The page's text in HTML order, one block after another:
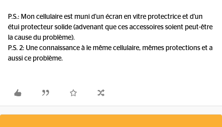
P.S.: Mon cellulaire est muni d'un écran en vitre protectrice et d'un
étui protecteur solide (advenant que ces accessoires soient peut-être
la cause du problème).
P.S. 2: Une connaissance à le même cellulaire, mêmes protections et a
aussi ce problème.